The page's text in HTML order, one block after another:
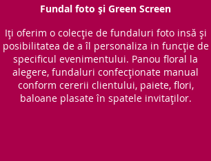
Fundal foto și Green Screen
Iți oferim o colecție de fundaluri foto insă și
posibilitatea de a îl personaliza in funcție de
specificul evenimentului. Panou floral la
alegere, fundaluri confecționate manual
conform cererii clientului, paiete, flori,
baloane plasate în spatele invitaților.